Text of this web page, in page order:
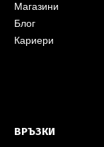
Магазини
Блог
Кариери
ВРЪЗКИ